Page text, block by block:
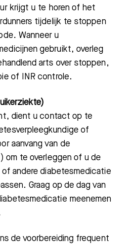
krijgt u te horen of het
tijdelijk te stoppen
Wanneer u
gebruikt, overleg
arts over stoppen,
of INR controle.
dient u contact op te
of
aanvang van de
om te overleggen of u de
of andere diabetesmedicatie
Graag op de dag van
meenemen
de voorbereiding frequent